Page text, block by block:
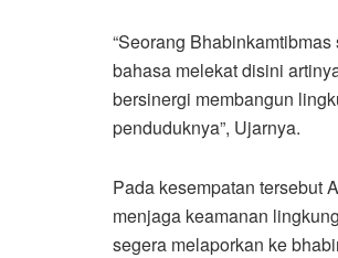
“Seorang
bahasa melekat disini
bersinergi membangun
penduduknya”, Ujarnya.
Pada kesempatan tersebut
menjaga keamanan
segera melaporkan ke